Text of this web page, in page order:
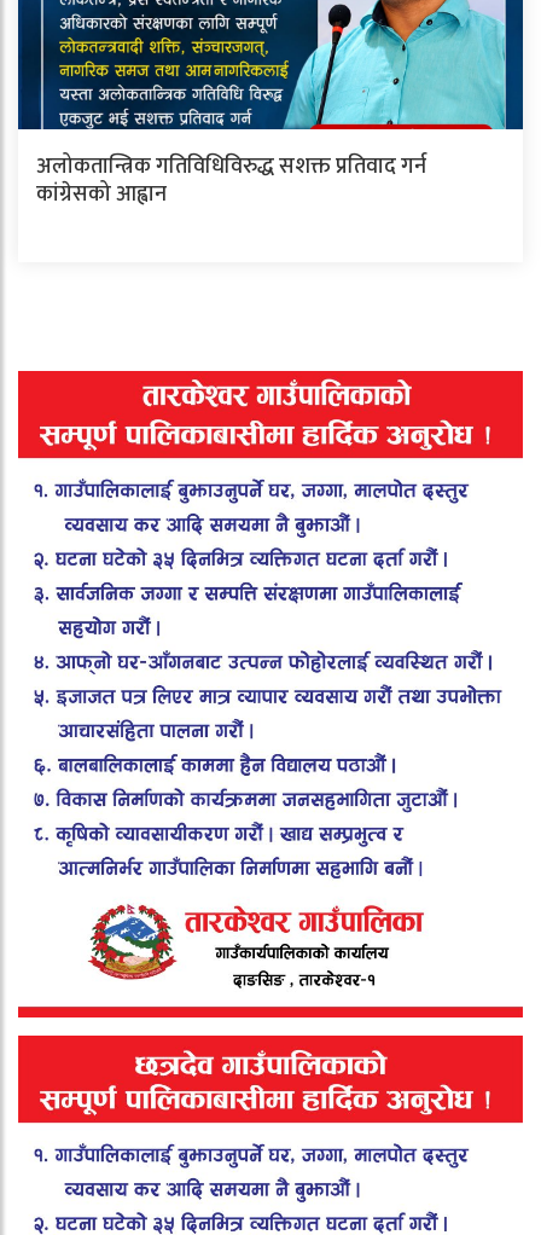
अलोकतान्त्रिक गतिविधिविरुद्ध सशक्त प्रतिवाद गर्न
कांग्रेसको आह्वान